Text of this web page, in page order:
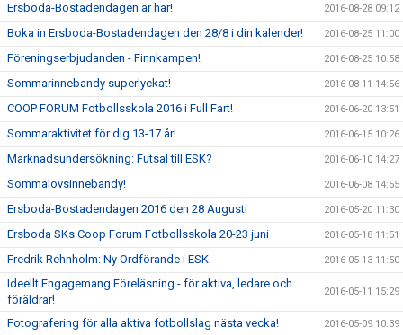
Ersboda-Bostadendagen är här! 2016-08-28 09:12
Boka in Ersboda-Bostadendagen den 28/8 i din kalender! 2016-08-25 11:00
Föreningserbjudanden - Finnkampen! 2016-08-25 10:58
Sommarinnebandy superlyckat! 2016-08-11 14:56
COOP FORUM Fotbollsskola 2016 i Full Fart! 2016-06-20 13:51
Sommaraktivitet för dig 13-17 år! 2016-06-15 10:26
Marknadsundersökning: Futsal till ESK? 2016-06-10 14:27
Sommalovsinnebandy! 2016-06-08 14:55
Ersboda-Bostadendagen 2016 den 28 Augusti 2016-05-20 11:30
Ersboda SKs Coop Forum Fotbollsskola 20-23 juni 2016-05-18 11:51
Fredrik Rehnholm: Ny Ordförande i ESK 2016-05-13 11:50
Ideellt Engagemang Föreläsning - för aktiva, ledare och
föräldrar!
2016-05-11 15:29
Fotografering för alla aktiva fotbollslag nästa vecka! 2016-05-09 10:39